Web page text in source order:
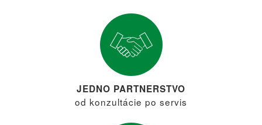
JEDNO PARTNERSTVO
od konzultácie po servis